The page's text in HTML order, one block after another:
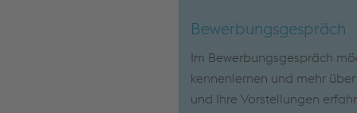
Bewerbungsgespräch
Im Bewerbungsgespräch
kennenlernen und mehr
und Ihre Vorstellungen